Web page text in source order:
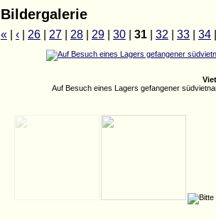
Bildergalerie
« ‹ 26 27 28 29 30 31 32 33 34
Auf Besuch eines Lagers gefangener